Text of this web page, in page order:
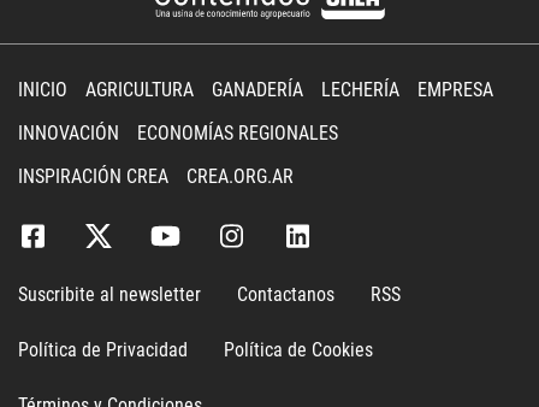
INICIO AGRICULTURA GANADERÍA LECHERÍA
EMPRESA
INNOVACIÓN
ECONOMÍAS REGIONALES
INSPIRACIÓN CREA
CREA.ORG.AR
Suscribite al newsletter Contactanos RSS
Política de Privacidad Política de Cookies